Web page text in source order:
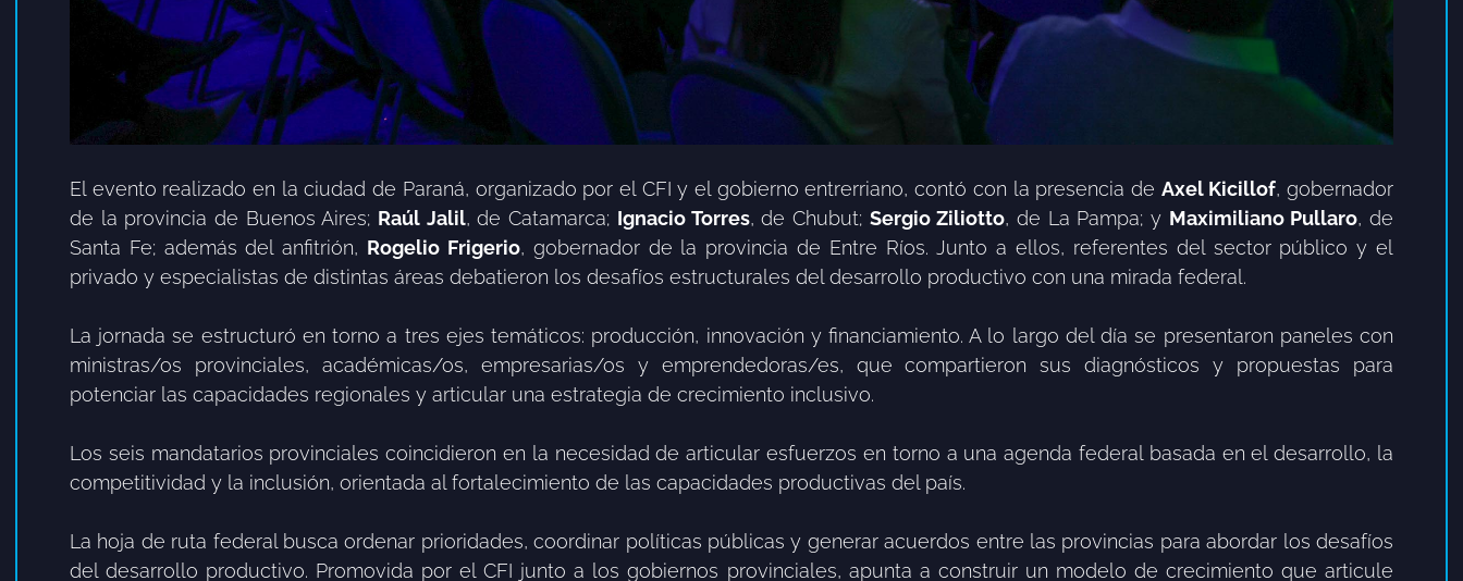
El evento realizado en la ciudad de Paraná, organizado por el CFI y el gobierno entrerriano, contó con la presencia de Axel Kicillof, gobernador
de la provincia de Buenos Aires; Raúl Jalil, de Catamarca; Ignacio Torres, de Chubut; Sergio Ziliotto, de La Pampa; y Maximiliano Pullaro, de
Santa Fe; además del anfitrión, Rogelio Frigerio, gobernador de la provincia de Entre Ríos. Junto a ellos, referentes del sector público y el
privado y especialistas de distintas áreas debatieron los desafíos estructurales del desarrollo productivo con una mirada federal.
La jornada se estructuró en torno a tres ejes temáticos: producción, innovación y financiamiento. A lo largo del día se presentaron paneles con
ministras/os provinciales, académicas/os, empresarias/os y emprendedoras/es, que compartieron sus diagnósticos y propuestas para
potenciar las capacidades regionales y articular una estrategia de crecimiento inclusivo.
Los seis mandatarios provinciales coincidieron en la necesidad de articular esfuerzos en torno a una agenda federal basada en el desarrollo, la
competitividad y la inclusión, orientada al fortalecimiento de las capacidades productivas del país.
La hoja de ruta federal busca ordenar prioridades, coordinar políticas públicas y generar acuerdos entre las provincias para abordar los desafíos
del desarrollo productivo. Promovida por el CFI junto a los gobiernos provinciales, apunta a construir un modelo de crecimiento que articule